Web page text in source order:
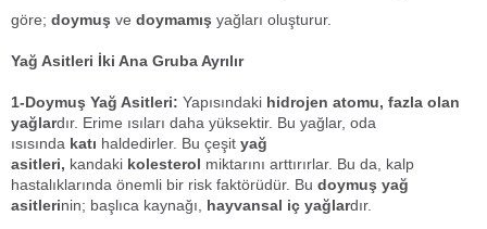
göre; doymuş ve doymamış yağları oluşturur.
Yağ Asitleri İki Ana Gruba Ayrılır
1-Doymuş Yağ Asitleri: Yapısındaki hidrojen atomu, fazla olan
yağlardır. Erime ısıları daha yüksektir. Bu yağlar, oda
ısısında katı haldedirler. Bu çeşit yağ
asitleri, kandaki kolesterol miktarını arttırırlar. Bu da, kalp
hastalıklarında önemli bir risk faktörüdür. Bu doymuş yağ
asitlerinin; başlıca kaynağı, hayvansal iç yağlardır.